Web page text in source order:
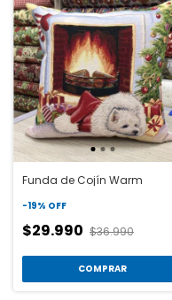
Funda de Cojín Warm
-19% OFF
$29.990 $36.990
COMPRAR